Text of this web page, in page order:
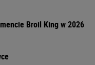
Broil King w 2026